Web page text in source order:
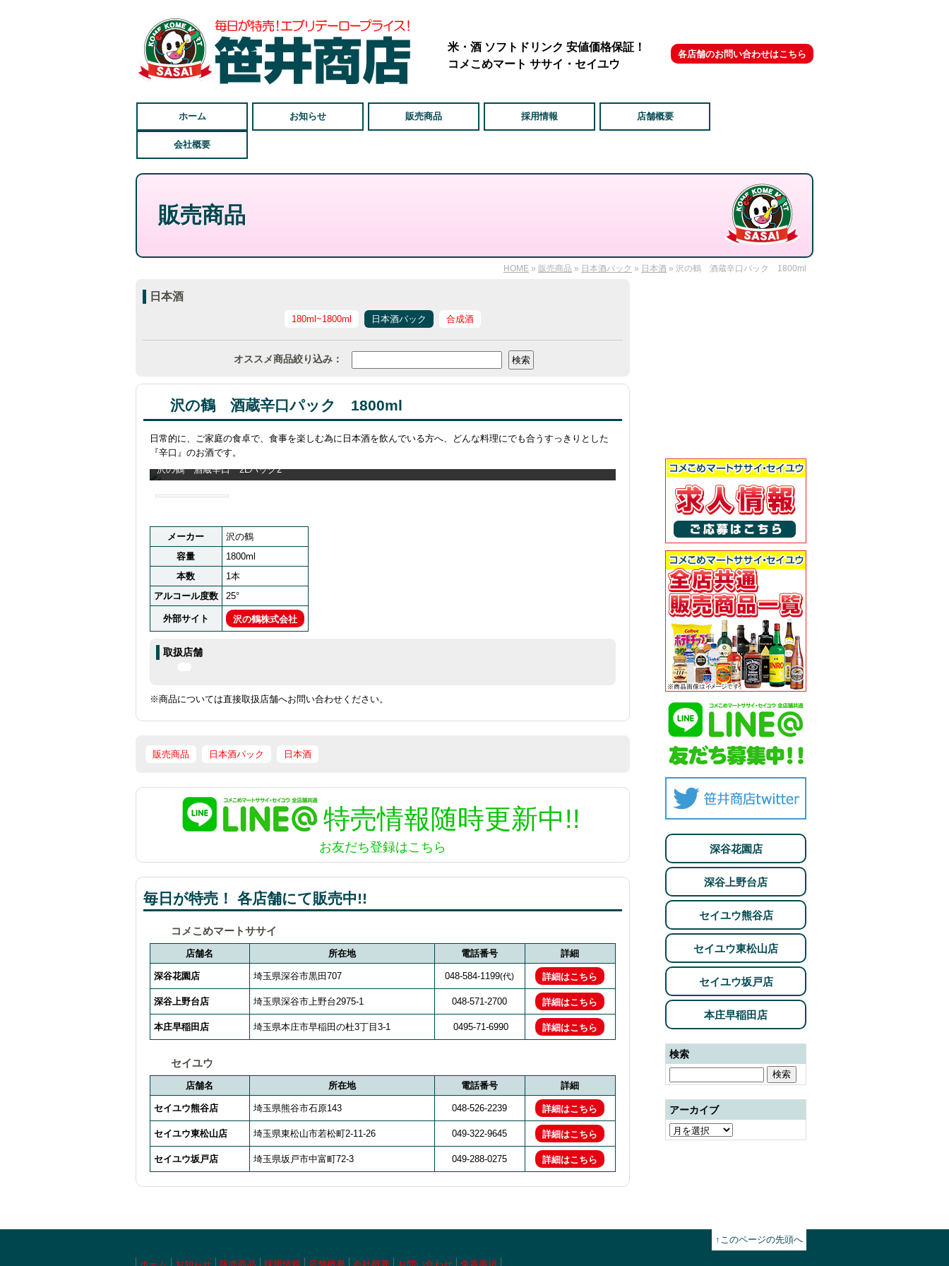
米・酒 ソフトドリンク 安値価格保証！
コメこめマート ササイ・セイユウ
各店舗のお問い合わせはこちら
ホーム お知らせ 販売商品 採用情報 店舗概要
会社概要
販売商品
HOME » 販売商品 » 日本酒パック » 日本酒 » 沢の鶴 酒蔵辛口パック 1800ml
深谷花園店
深谷上野台店
セイユウ熊谷店
セイユウ東松山店
セイユウ坂戸店
本庄早稲田店
検索
アーカイブ
日本酒
180ml~1800ml 日本酒パック 合成酒
オススメ商品絞り込み：
沢の鶴 酒蔵辛口パック 1800ml
日常的に、ご家庭の食卓で、食事を楽しむ為に日本酒を飲んでいる方へ、どんな料理にでも合うすっきりとした
『辛口』のお酒です。
沢の鶴 酒蔵辛口 2Lパック2
メーカー
沢の鶴
容量
1800ml
本数
1本
アルコール度数
25°
外部サイト 沢の鶴株式会社
取扱店舗
※商品については直接取扱店舗へお問い合わせください。
販売商品 日本酒パック 日本酒
特売情報随時更新中!!
お友だち登録はこちら
毎日が特売！ 各店舗にて販売中!!
コメこめマートササイ
店舗名 所在地 電話番号 詳細
深谷花園店 埼玉県深谷市黒田707 048-584-1199(代) 詳細はこちら
深谷上野台店 埼玉県深谷市上野台2975-1 048-571-2700 詳細はこちら
本庄早稲田店 埼玉県本庄市早稲田の杜3丁目3-1 0495-71-6990 詳細はこちら
セイユウ
店舗名 所在地 電話番号 詳細
セイユウ熊谷店 埼玉県熊谷市石原143 048-526-2239 詳細はこちら
セイユウ東松山店 埼玉県東松山市若松町2-11-26 049-322-9645 詳細はこちら
セイユウ坂戸店 埼玉県坂戸市中富町72-3 049-288-0275 詳細はこちら
↑このページの先頭へ